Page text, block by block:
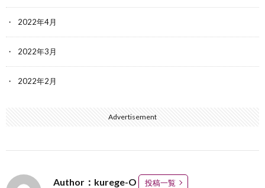
2022年4月
2022年3月
2022年2月
Advertisement
Author：kurege-O 投稿一覧